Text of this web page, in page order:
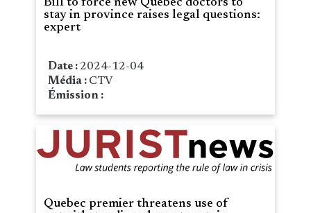
Bill to force new Quebec doctors to
stay in province raises legal questions:
expert
Date : 2024-12-04
Média : CTV
Émission :
Quebec premier threatens use of